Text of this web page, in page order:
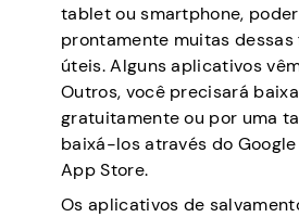
tablet ou smartphone,
prontamente muitas
úteis. Alguns aplicativos
Outros, você precisará
gratuitamente ou por uma
baixá-los através do Google
App Store.
Os aplicativos de